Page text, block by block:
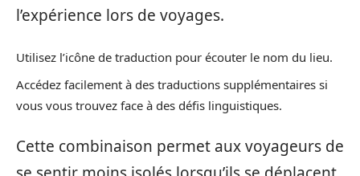
l’expérience lors de voyages.
Utilisez l’icône de traduction pour écouter le nom du lieu.
Accédez facilement à des traductions supplémentaires si
vous vous trouvez face à des défis linguistiques.
Cette combinaison permet aux voyageurs de